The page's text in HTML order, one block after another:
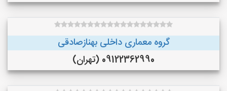
گروه معماری داخلی بهنازصادقی
09122362990 (تهران)